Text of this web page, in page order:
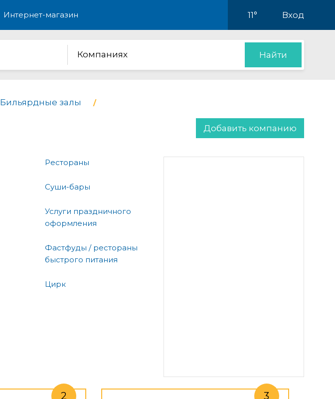
Интернет-магазин 11° Вход
Компаниях Найти
Бильярдные залы
Добавить компанию
Рестораны
Суши-бары
Услуги праздничного
оформления
Фастфуды / рестораны
быстрого питания
Цирк